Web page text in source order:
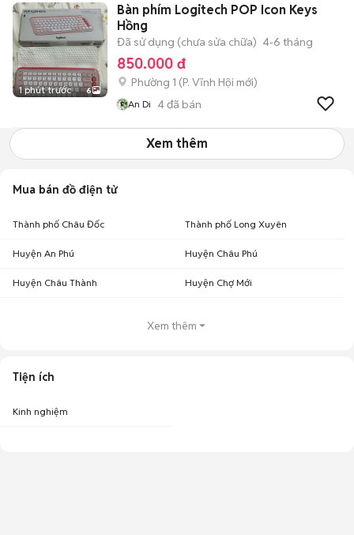
1 phút trước 6
Bàn phím Logitech POP Icon Keys
Hồng
Đã sử dụng (chưa sửa chữa) 4-6 tháng
850.000 đ
Phường 1 (P. Vĩnh Hội mới)
An Di 4đã bán
Xem thêm
Mua bán đồ điện tử
Thành phố Châu Đốc Thành phố Long Xuyên
Huyện An Phú Huyện Châu Phú
Huyện Châu Thành Huyện Chợ Mới
Xem thêm
Tiện ích
Kinh nghiệm